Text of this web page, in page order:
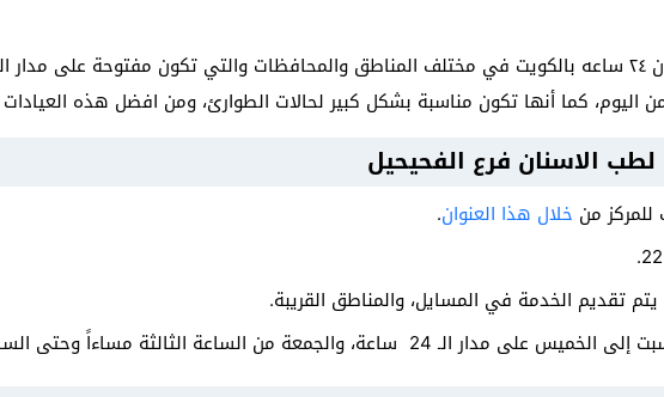
توجد العديد من عيادة اسنان ٢٤ ساعه بالكويت في مختلف المناطق والمحافظات والتي تكون مفتوحة على
كما أنها تكون مناسبة بشكل كبير لحالات الطوارئ، ومن افضل هذه العيادات
الاسنان فرع الفحيحيل
للمركز من خلال هذا العنوان.
تقديم الخدمة في المسايل، والمناطق القريبة.
والجمعة من الساعة الثالثة مساءاً وحتى الساعة التاسعة مساءاً.